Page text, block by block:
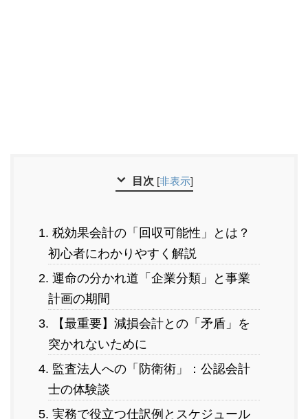
目次 [非表示]
1. 税効果会計の「回収可能性」とは？
初心者にわかりやすく解説
2. 運命の分かれ道「企業分類」と事業
計画の期間
3. 【最重要】減損会計との「矛盾」を
突かれないために
4. 監査法人への「防衛術」：公認会計
士の体験談
5. 実務で役立つ仕訳例とスケジュール